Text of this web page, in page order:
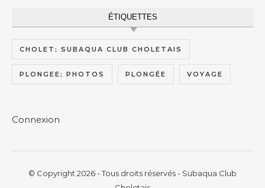
ÉTIQUETTES
CHOLET; SUBAQUA CLUB CHOLETAIS
PLONGEE; PHOTOS PLONGÉE VOYAGE
Connexion
© Copyright 2026 - Tous droits réservés - Subaqua Club